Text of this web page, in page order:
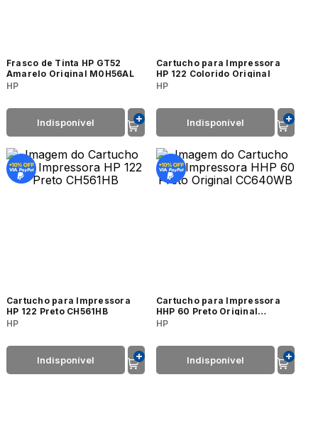
Frasco de Tinta HP GT52
Amarelo Original M0H56AL
HP
Indisponível
Cartucho para Impressora
HP 122 Colorido Original
HP
Indisponível
Cartucho para Impressora
HP 122 Preto CH561HB
HP
Indisponível
Cartucho para Impressora
HHP 60 Preto Original
CC640WB
HP
Indisponível